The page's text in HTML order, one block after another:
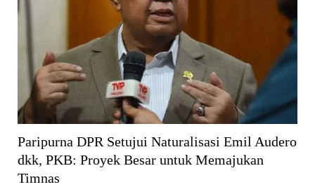
Paripurna DPR Setujui Naturalisasi Emil Audero
dkk, PKB: Proyek Besar untuk Memajukan
Timnas